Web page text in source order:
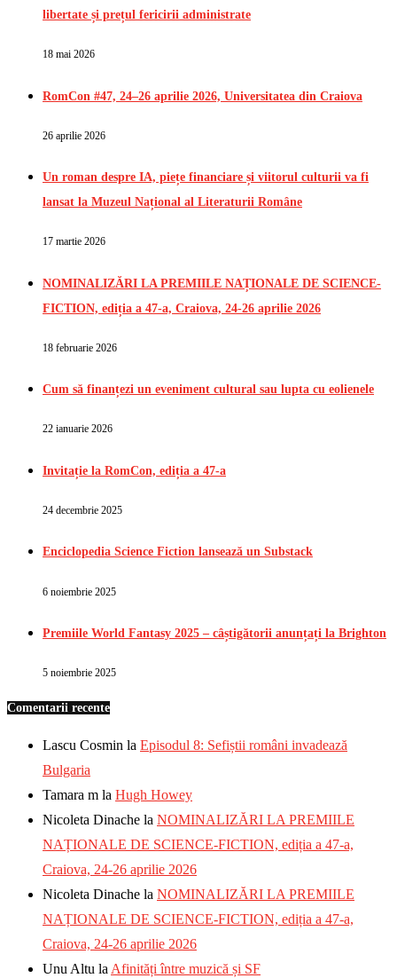
libertate și prețul fericirii administrate
18 mai 2026
RomCon #47, 24–26 aprilie 2026, Universitatea din Craiova
26 aprilie 2026
Un roman despre IA, piețe financiare și viitorul culturii va fi
lansat la Muzeul Național al Literaturii Române
17 martie 2026
NOMINALIZĂRI LA PREMIILE NAȚIONALE DE SCIENCE-
FICTION, ediția a 47-a, Craiova, 24-26 aprilie 2026
18 februarie 2026
Cum să finanțezi un eveniment cultural sau lupta cu eolienele
22 ianuarie 2026
Invitație la RomCon, ediția a 47-a
24 decembrie 2025
Enciclopedia Science Fiction lansează un Substack
6 noiembrie 2025
Premiile World Fantasy 2025 – câștigătorii anunțați la Brighton
5 noiembrie 2025
Comentarii recente
Lascu Cosmin la Episodul 8: Sefiștii români invadează
Bulgaria
Tamara m la Hugh Howey
Nicoleta Dinache la NOMINALIZĂRI LA PREMIILE
NAȚIONALE DE SCIENCE-FICTION, ediția a 47-a,
Craiova, 24-26 aprilie 2026
Nicoleta Dinache la NOMINALIZĂRI LA PREMIILE
NAȚIONALE DE SCIENCE-FICTION, ediția a 47-a,
Craiova, 24-26 aprilie 2026
Unu Altu la Afinități între muzică și SF